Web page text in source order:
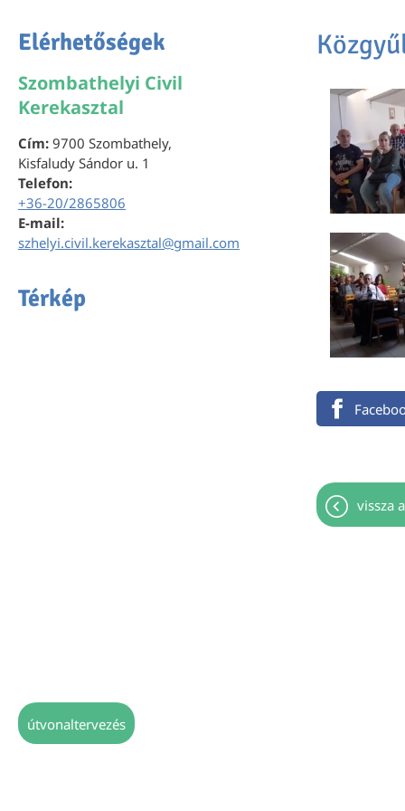
Elérhetőségek
Szombathelyi Civil
Kerekasztal
Cím: 9700 Szombathely,
Kisfaludy Sándor u. 1
Telefon:
+36-20/2865806
E-mail:
szhelyi.civil.kerekasztal@gmail.com
Térkép
útvonaltervezés
vissza